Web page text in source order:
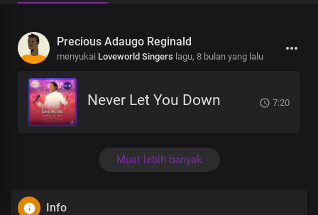
Precious Adaugo Reginald
menyukai Loveworld Singers lagu, 8 bulan yang lalu
Never Let You Down 7:20
Muat lebih banyak
Info